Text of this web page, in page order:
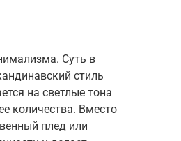
Суть в
стиль
на светлые тона
количества. Вместо
плед или